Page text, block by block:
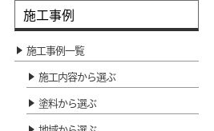
施工事例
施工事例一覧
施工内容から選ぶ
塗料から選ぶ